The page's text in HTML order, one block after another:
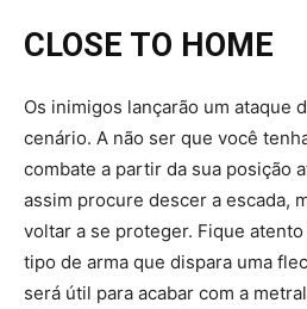
CLOSE TO HOME
Os inimigos lançarão um ataque
cenário. A não ser que você
combate a partir da sua posição
assim procure descer a escada,
voltar a se proteger. Fique
tipo de arma que dispara uma
será útil para acabar com a